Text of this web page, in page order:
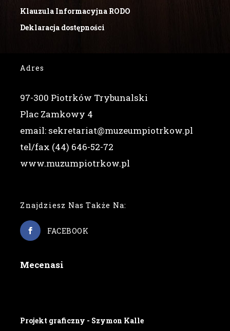
Klauzula Informacyjna RODO
Deklaracja dostępności
Adres
97-300 Piotrków Trybunalski
Plac Zamkowy 4
email: sekretariat@muzeumpiotrkow.pl
tel/fax (44) 646-52-72
www.muzumpiotrkow.pl
Znajdziesz Nas Także Na:
FACEBOOK
Mecenasi
Projekt graficzny - Szymon Kalle